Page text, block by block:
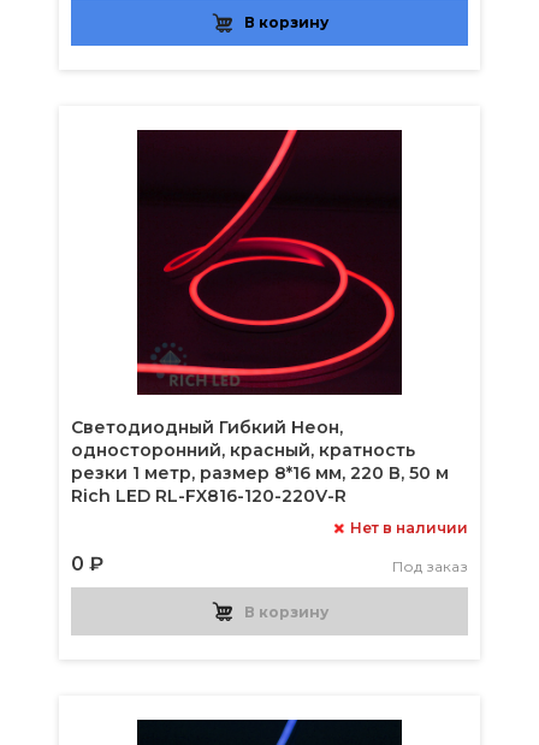
В корзину
Светодиодный Гибкий Неон,
односторонний, красный, кратность
резки 1 метр, размер 8*16 мм, 220 В, 50 м
Rich LED RL-FX816-120-220V-R
0 ₽
Нет в наличии
Под заказ
В корзину